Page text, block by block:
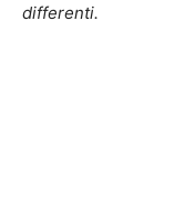
differenti.